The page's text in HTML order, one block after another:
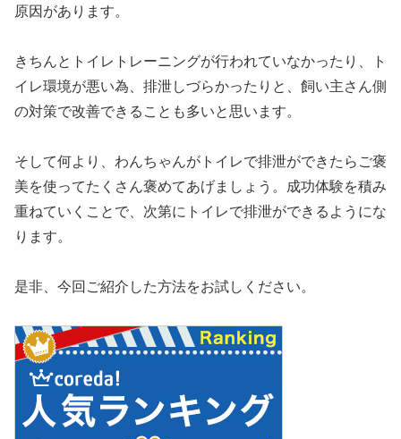
原因があります。
きちんとトイレトレーニングが行われていなかったり、ト
イレ環境が悪い為、排泄しづらかったりと、飼い主さん側
の対策で改善できることも多いと思います。
そして何より、わんちゃんがトイレで排泄ができたらご褒
美を使ってたくさん褒めてあげましょう。成功体験を積み
重ねていくことで、次第にトイレで排泄ができるようにな
ります。
是非、今回ご紹介した方法をお試しください。